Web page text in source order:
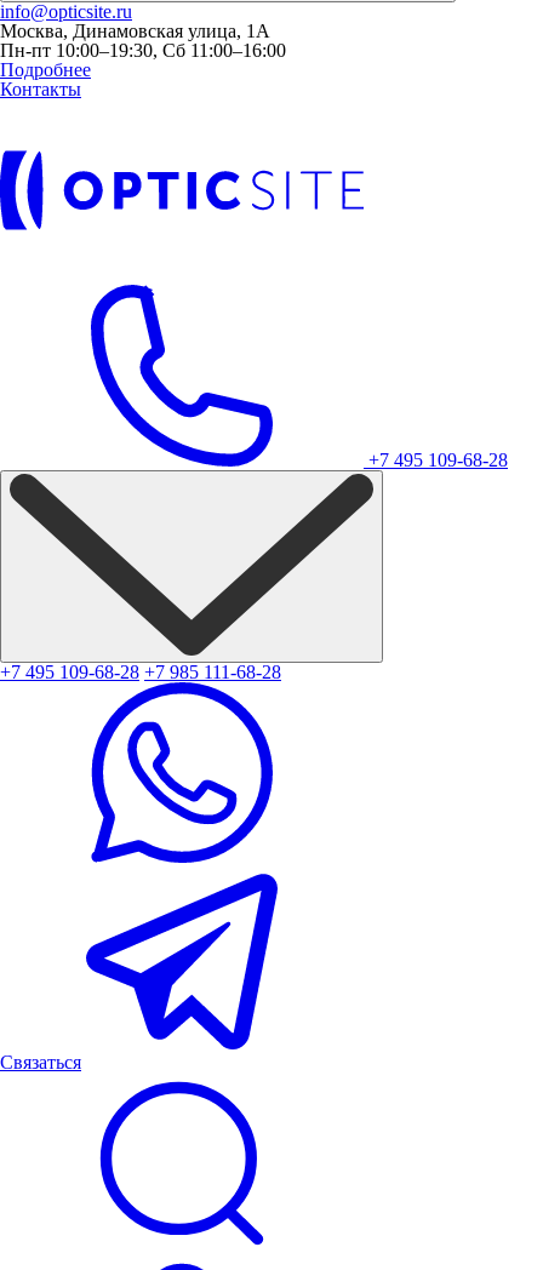
info@opticsite.ru
Москва, Динамовская улица, 1А
Пн-пт 10:00–19:30, Сб 11:00–16:00
Подробнее
Контакты
+7 495 109-68-28
+7 495 109-68-28 +7 985 111-68-28
Связаться